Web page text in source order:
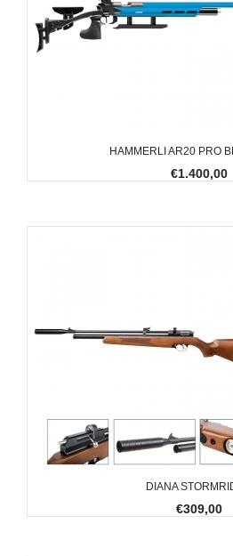
HAMMERLI AR20 PRO
€1.400,00
DIANA
€309,00